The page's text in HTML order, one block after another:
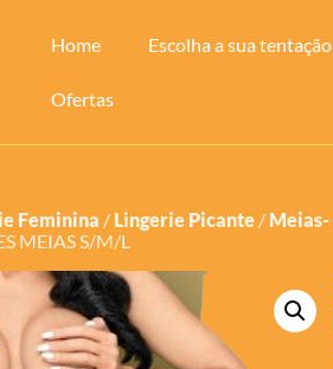
Home Escolha a sua tentação
Ofertas
Feminina / Lingerie Picante / Meias-
MEIAS S/M/L